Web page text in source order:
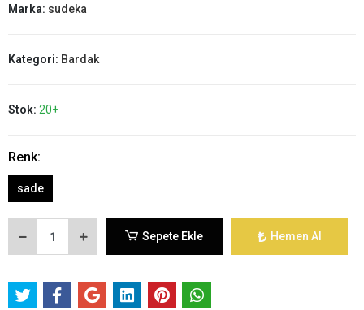
Marka: sudeka
Kategori: Bardak
Stok: 20+
Renk:
sade
Sepete Ekle Hemen Al